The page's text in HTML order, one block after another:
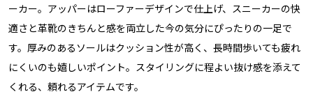
ーカー。アッパーはローファーデザインで仕上げ、スニーカーの快
適さと革靴のきちんと感を両立した今の気分にぴったりの一足で
す。厚みのあるソールはクッション性が高く、長時間歩いても疲れ
にくいのも嬉しいポイント。スタイリングに程よい抜け感を添えて
くれる、頼れるアイテムです。